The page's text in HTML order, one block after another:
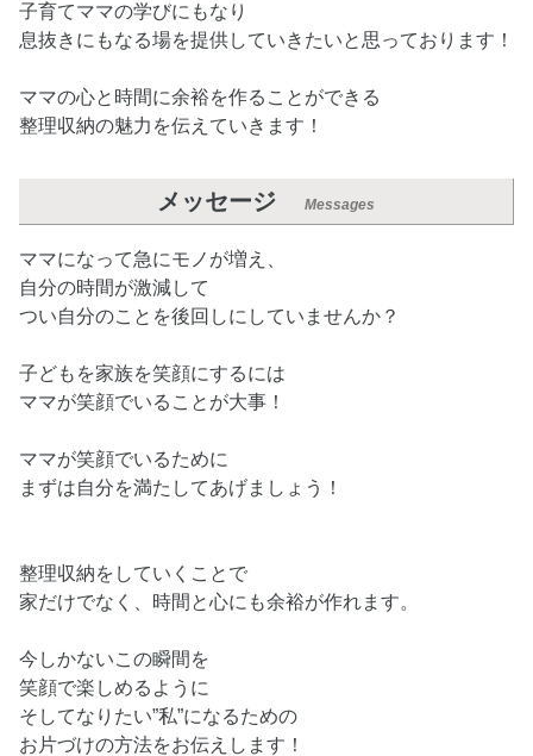
子育てママの学びにもなり
息抜きにもなる場を提供していきたいと思っております！
ママの心と時間に余裕を作ることができる
整理収納の魅力を伝えていきます！
メッセージ Messages
ママになって急にモノが増え、
自分の時間が激減して
つい自分のことを後回しにしていませんか？
子どもを家族を笑顔にするには
ママが笑顔でいることが大事！
ママが笑顔でいるために
まずは自分を満たしてあげましょう！
整理収納をしていくことで
家だけでなく、時間と心にも余裕が作れます。
今しかないこの瞬間を
笑顔で楽しめるように
そしてなりたい”私”になるための
お片づけの方法をお伝えします！